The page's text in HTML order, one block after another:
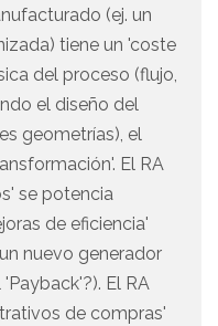
(ej. un
tiene un 'coste
del proceso (flujo,
el diseño del
geometrías), el
El RA
se potencia
de eficiencia'
nuevo generador
El RA
de compras'